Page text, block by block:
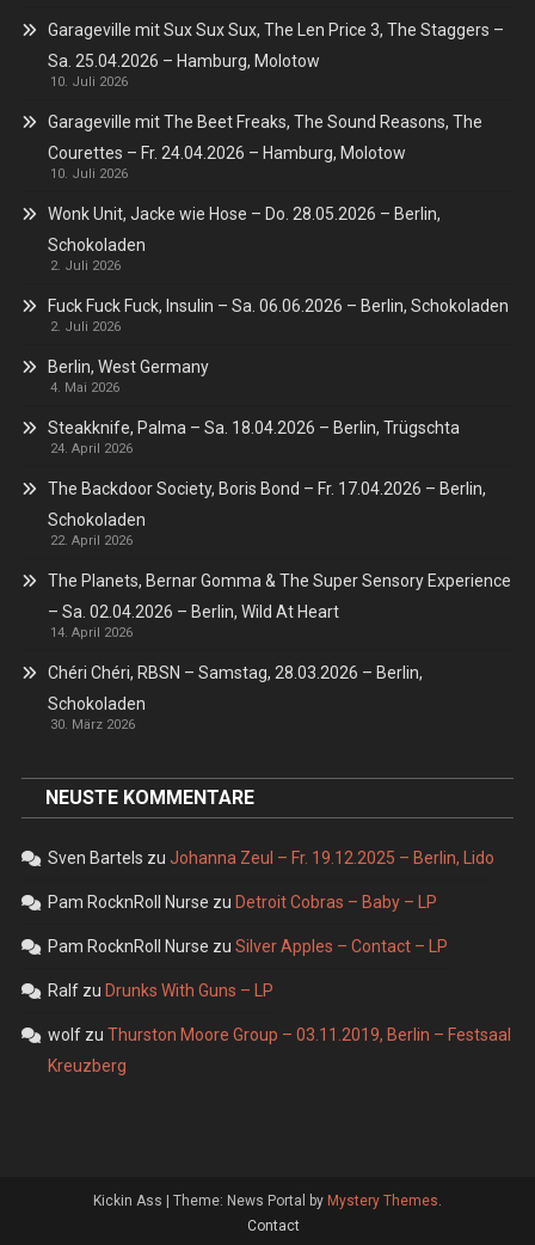
Garageville mit Sux Sux Sux, The Len Price 3, The Staggers –
Sa. 25.04.2026 – Hamburg, Molotow
10. Juli 2026
Garageville mit The Beet Freaks, The Sound Reasons, The
Courettes – Fr. 24.04.2026 – Hamburg, Molotow
10. Juli 2026
Wonk Unit, Jacke wie Hose – Do. 28.05.2026 – Berlin,
Schokoladen
2. Juli 2026
Fuck Fuck Fuck, Insulin – Sa. 06.06.2026 – Berlin, Schokoladen
2. Juli 2026
Berlin, West Germany
4. Mai 2026
Steakknife, Palma – Sa. 18.04.2026 – Berlin, Trügschta
24. April 2026
The Backdoor Society, Boris Bond – Fr. 17.04.2026 – Berlin,
Schokoladen
22. April 2026
The Planets, Bernar Gomma & The Super Sensory Experience
– Sa. 02.04.2026 – Berlin, Wild At Heart
14. April 2026
Chéri Chéri, RBSN – Samstag, 28.03.2026 – Berlin,
Schokoladen
30. März 2026
NEUSTE KOMMENTARE
Sven Bartels zu Johanna Zeul – Fr. 19.12.2025 – Berlin, Lido
Pam RocknRoll Nurse zu Detroit Cobras – Baby – LP
Pam RocknRoll Nurse zu Silver Apples – Contact – LP
Ralfzu Drunks With Guns – LP
wolfzu Thurston Moore Group – 03.11.2019, Berlin – Festsaal
Kreuzberg
Kickin Ass | Theme: News Portal by Mystery Themes
Contact